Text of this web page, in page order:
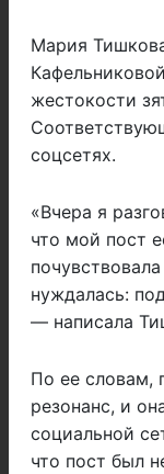
Мария
жестокости
соцсетях.
«Вчера я
что мой пост
нуждалась:
— написала
По ее словам,
резонанс, и
социальной
что пост был